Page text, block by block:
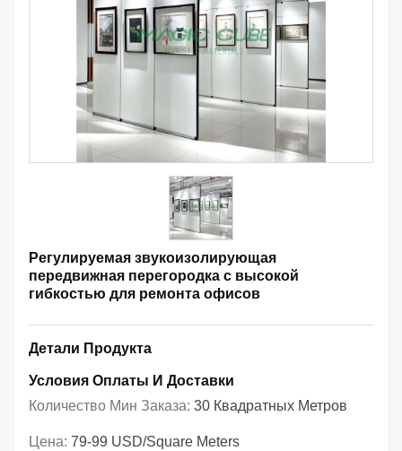
Регулируемая звукоизолирующая
передвижная перегородка с высокой
гибкостью для ремонта офисов
Детали Продукта
Условия Оплаты И Доставки
Количество Мин Заказа: 30 Квадратных Метров
Цена: 79-99 USD/Square Meters